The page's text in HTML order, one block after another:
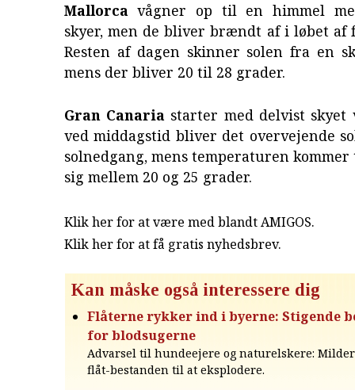
Mallorcavågner op til en himmel
skyer, men de bliver brændt af i løbet af
Resten af dagen skinner solen fra en
mens der bliver 20 til 28 grader.
Gran Canaria starter med delvist skyet
ved middagstid bliver det overvejende
solnedgang, mens temperaturen
sig mellem 20 og 25 grader.
Klik her for at være med blandt AMIGOS.
Klik her for at få gratis nyhedsbrev.
Kan måske også interessere dig
Flåterne rykker ind i byerne: Stigende
for blodsugerne
Advarsel til hundeejere og naturelskere:
flåt-bestanden til at eksplodere.